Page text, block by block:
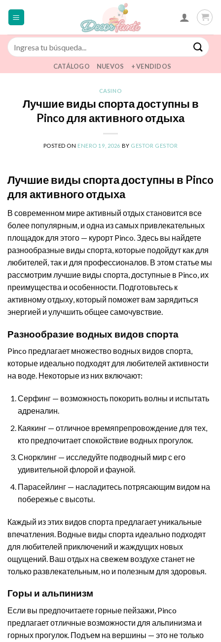
Buscar
por:
CATÁLOGO NUEVOS + VENDIDOS
CASINO
Лучшие виды спорта доступны в
Pinco для активного отдыха
POSTED ON ENERO 19, 2026 BY GESTOR GESTOR
Лучшие виды спорта доступны в Pinco
для активного отдыха
В современном мире активный отдых становится все
более популярным, и одна из самых привлекательных
площадок для этого — курорт Pinco. Здесь вы найдете
разнообразные виды спорта, которые подойдут как для
любителей, так и для профессионалов. В этом статье мы
рассмотрим лучшие виды спорта, доступные в Pinco, их
преимущества и особенности. Подготовьтесь к
активному отдыху, который поможет вам зарядиться
энергией и улучшить общее самочувствие.
Разнообразие водных видов спорта
Pinco предлагает множество водных видов спорта,
которые идеально подходят для любителей активности
на воде. Некоторые из них включают:
Серфинг — возможность покорить волны и испытать
адреналин.
Каякинг — отличное времяпрепровождение для тех,
кто предпочитает спокойствие водных прогулок.
Снорклинг — исследуйте подводный мир с его
удивительной флорой и фауной.
Парасейлинг — насладитесь потрясающим видом на
побережье с высоты.
Каждый из этих видов спорта предлагает уникальные
впечатления. Водные виды спорта идеально подходят
для любителей приключений и жаждущих новых
ощущений. Ваш отдых на свежем воздухе станет не
только развлекательным, но и полезным для здоровья.
Горы и альпинизм
Если вы предпочитаете горные пейзажи, Pinco
предлагает отличные возможности для альпинизма и
горных прогулок. Подъем на вершины — это не только